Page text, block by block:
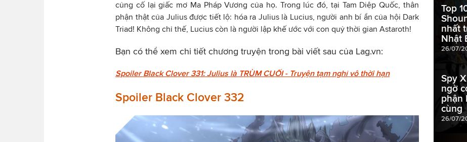
củng cố lại giấc mơ Ma Pháp Vương của họ. Trong lúc đó, tại Tam Diệp Quốc, thân
phận thật của Julius được tiết lộ: hóa ra Julius là Lucius, người anh bí ẩn của hội Dark
Triad! Không chỉ thế, Lucius còn là người lập khế ước với con quỷ thời gian Astaroth!
Bạn có thể xem chi tiết chương truyện trong bài viết sau của Lag.vn:
Spoiler Black Clover 331: Julius là TRÙM CUỐI - Truyện tạm nghỉ vô thời hạn
Spoiler Black Clover 332
Top
nhất
Nhật
26/07/
Spy
ngờ
phận
cùng
26/07/